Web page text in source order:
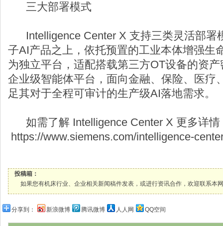
三大部署模式
Intelligence Center X 支持三类灵活部署
子AI产品之上，依托预置的工业本体增强生
为独立平台，适配搭载第三方OT设备的资
企业级智能体平台，面向金融、保险、医疗
足其对于全程可审计的生产级AI落地需求。
如需了解 Intelligence Center X 更多
https://www.siemens.com/intelligence-
投稿箱：
如果您有机床行业、企业相关新闻稿件发表，或进行资讯合作，欢迎联系本
分享到： 新浪微博 腾讯微博 人人网 QQ空间